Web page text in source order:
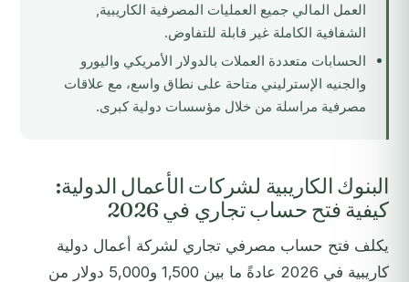
العمل المالي جميع العمليات المصرفية الكاريبية,
الشفافية الكاملة غير قابلة للتفاوض.
الحسابات متعددة العملات بالدولار الأمريكي واليورو
والجنيه الإسترليني متاحة على نطاق واسع، مع علاقات
مصرفية مراسلة من خلال مؤسسات دولية كبرى.
البنوك الكاريبية لشركات الأعمال الدولية:
كيفية فتح حساب تجاري في 2026
يكلف فتح حساب مصرفي تجاري لشركة أعمال دولية
كاريبية في 2026 عادةً ما بين 1,500 و5,000 دولار من